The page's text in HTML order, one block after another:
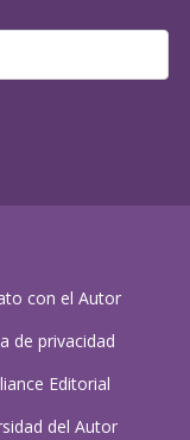
con el Autor
de privacidad
Editorial
del Autor